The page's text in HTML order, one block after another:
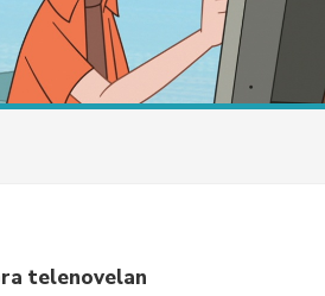
telenovelan